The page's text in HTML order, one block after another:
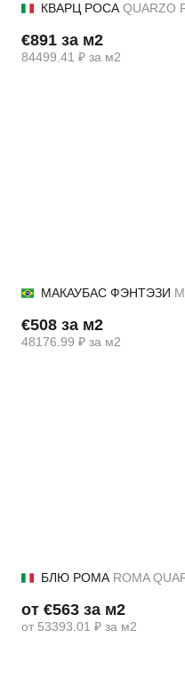
КВАРЦ РОСА QUARZO
€891 за м2
84499.41 ₽ за м2
МАКАУБАС ФЭНТЭЗИ
€508 за м2
48176.99 ₽ за м2
БЛЮ РОМА ROMA
от €563 за м2
от 53393.01 ₽ за м2